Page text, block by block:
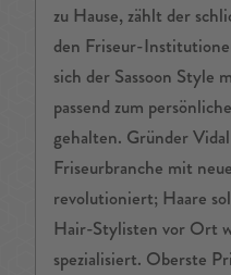
zu Hause, zählt der
den Friseur-
sich der Sassoon Style
passend zum
gehalten. Gründer
Friseurbranche mit
revolutioniert; Haare
Hair-Stylisten vor Ort
spezialisiert. Oberste